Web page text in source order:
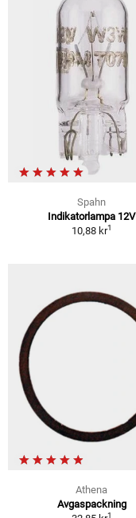
Spahn
Indikatorlampa 12V
10,88 kr1
Athena
Avgaspackning
1